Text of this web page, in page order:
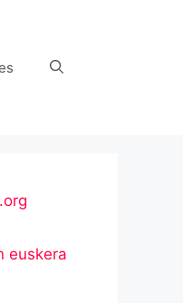
euskera